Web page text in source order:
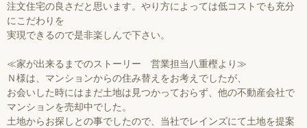
注文住宅の良さだと思います。やり方によっては低コストでも充分
にこだわりを
実現できるので是非楽しんで下さい。
≪家が出来るまでのストーリー 営業担当八重樫より≫
Ｎ様は、マンションからの住み替えをお考えでしたが、
お会いした時にはまだ土地は見つかっておらず、他の不動産会社で
マンションを売却中でした。
土地からお探しとの事でしたので、当社でレインズにて土地を提案